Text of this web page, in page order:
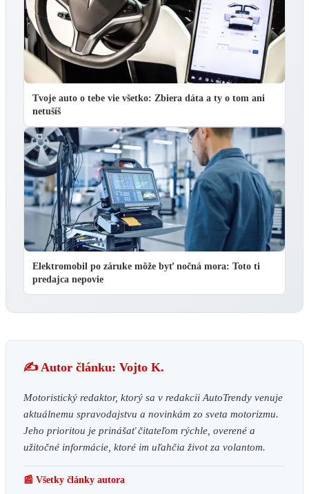
Tvoje auto o tebe vie všetko: Zbiera dáta a ty o tom ani
netušíš
Elektromobil po záruke môže byť nočná mora: Toto ti
predajca nepovie
✍️ Autor článku: Vojto K.
Motoristický redaktor, ktorý sa v redakcii AutoTrendy venuje
aktuálnemu spravodajstvu a novinkám zo sveta motorizmu.
Jeho prioritou je prinášať čitateľom rýchle, overené a
užitočné informácie, ktoré im uľahčia život za volantom.
📰 Všetky články autora